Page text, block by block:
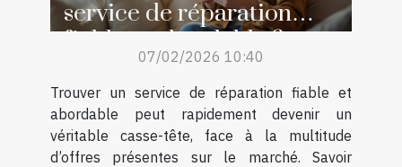
service de réparation
fiable et abordable ?
07/02/2026 10:40
Trouver un service de réparation fiable et
abordable peut rapidement devenir un
véritable casse-tête, face à la multitude
d’offres présentes sur le marché. Savoir